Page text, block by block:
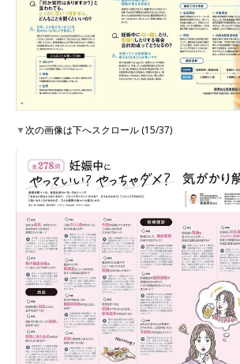
▼次の画像は下へスクロール (15/37)